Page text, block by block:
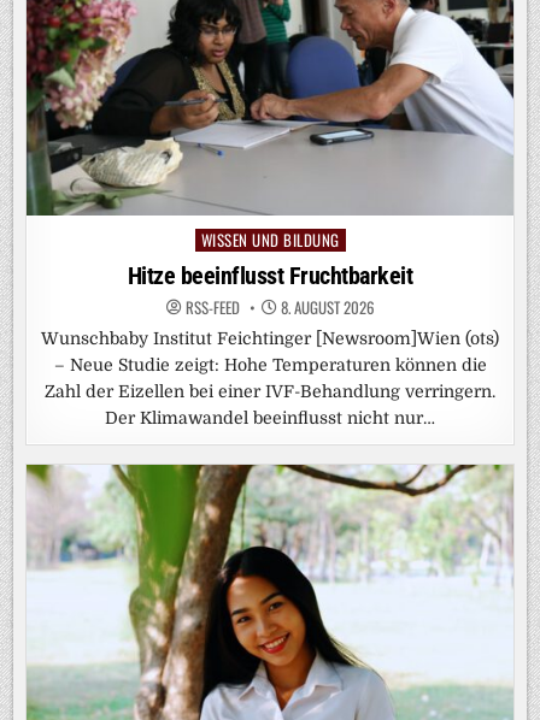
Posted
WISSEN UND BILDUNG
Hitze beeinflusst Fruchtbarkeit
RSS-FEED 8. AUGUST 2026
Wunschbaby Institut Feichtinger [Newsroom]Wien (ots)
– Neue Studie zeigt: Hohe Temperaturen können die
Zahl der Eizellen bei einer IVF-Behandlung verringern.
Der Klimawandel beeinflusst nicht nur…